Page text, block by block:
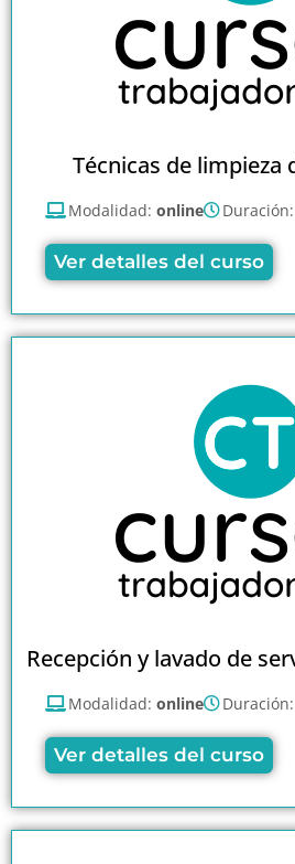
Técnicas de limpieza
Modalidad: online Duración:
Ver detalles del curso
Recepción y lavado de
Modalidad: online Duración:
Ver detalles del curso